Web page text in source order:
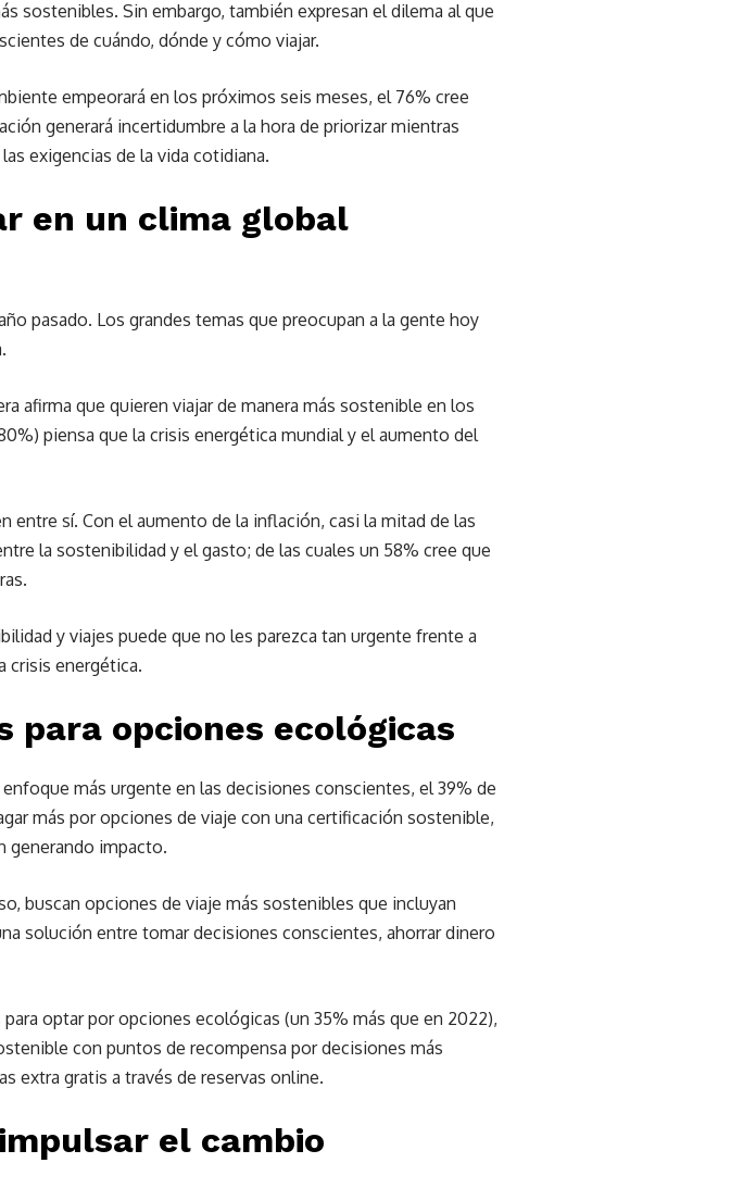
sostenibles. Sin embargo, también expresan el dilema al que
de cuándo, dónde y cómo viajar.
empeorará en los próximos seis meses, el 76% cree
generará incertidumbre a la hora de priorizar mientras
exigencias de la vida cotidiana.
en un clima global
pasado. Los grandes temas que preocupan a la gente hoy
afirma que quieren viajar de manera más sostenible en los
piensa que la crisis energética mundial y el aumento del
entre sí. Con el aumento de la inflación, casi la mitad de las
la sostenibilidad y el gasto; de las cuales un 58% cree que
y viajes puede que no les parezca tan urgente frente a
crisis energética.
para opciones ecológicas
más urgente en las decisiones conscientes, el 39% de
más por opciones de viaje con una certificación sostenible,
generando impacto.
buscan opciones de viaje más sostenibles que incluyan
solución entre tomar decisiones conscientes, ahorrar dinero
optar por opciones ecológicas (un 35% más que en 2022),
con puntos de recompensa por decisiones más
extra gratis a través de reservas online.
el cambio